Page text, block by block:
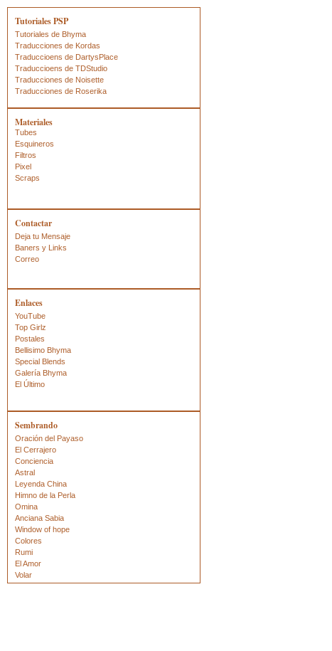
Tutoriales PSP
Tutoriales de Bhyma
Traducciones de Kordas
Traduccioens de DartysPlace
Traduccioens de TDStudio
Traducciones de Noisette
Traducciones de Roserika
Materiales
Tubes
Esquineros
Filtros
Pixel
Scraps
Contactar
Deja tu Mensaje
Baners y Links
Correo
Enlaces
YouTube
Top Girlz
Postales
Bellisimo Bhyma
Special Blends
Galería Bhyma
El Último
Sembrando
Oración del Payaso
El Cerrajero
Conciencia
Astral
Leyenda China
Himno de la Perla
Omina
Anciana Sabia
Window of hope
Colores
Rumi
El Amor
Volar